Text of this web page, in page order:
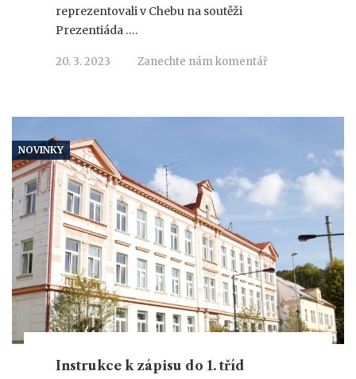
reprezentovali v Chebu na soutěži
Prezentiáda ….
20. 3. 2023 Zanechte nám komentář
NOVINKY
Instrukce k zápisu do 1. tříd